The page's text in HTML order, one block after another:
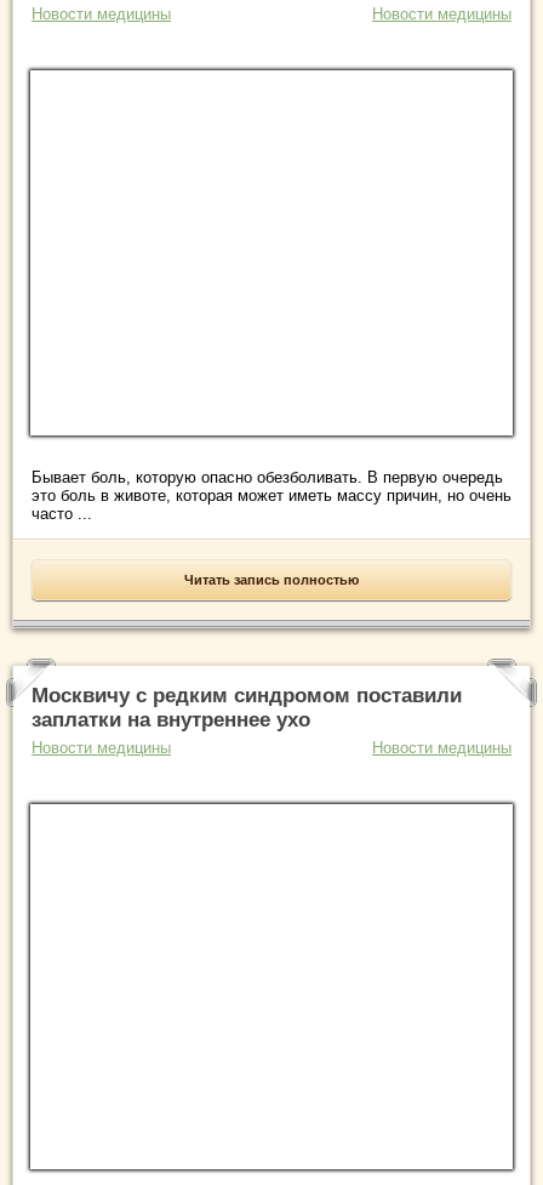
Новости медицины Новости медицины
Бывает боль, которую опасно обезболивать. В первую очередь
это боль в животе, которая может иметь массу причин, но очень
часто ...
Читать запись полностью
Москвичу с редким синдромом поставили
заплатки на внутреннее ухо
Новости медицины Новости медицины